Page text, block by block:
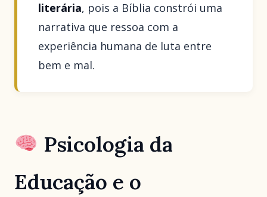
literária, pois a Bíblia constrói uma
narrativa que ressoa com a
experiência humana de luta entre
bem e mal.
Psicologia da
Educação e o